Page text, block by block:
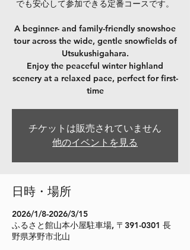
でも安心して参加できる定番コースです。
A beginner- and family-friendly snowshoe
tour across the wide, gentle snowfields of
Utsukushigahara.
Enjoy the peaceful winter highland
scenery at a relaxed pace, perfect for first-
time
チケットは販売されていません
他のイベントを見る
日時・場所
2026/1/8-2026/3/15
ふるさと館山本小屋駐車場, 〒391-0301 長
野県茅野市北山